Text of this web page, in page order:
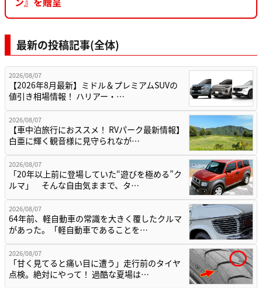
最新の投稿記事(全体)
2026/08/07
【2026年8月最新】ミドル＆プレミアムSUVの
値引き相場情報！ ハリアー・…
2026/08/07
【車中泊旅行におススメ！ RVパーク最新情報】
白亜に輝く観音様に見守られなが…
2026/08/07
「20年以上前に登場していた“遊びを極める”ク
ルマ」 そんな自由気ままで、タ…
2026/08/07
64年前、軽自動車の常識を大きく覆したクルマ
があった。「軽自動車であることを…
2026/08/07
「甘く見てると痛い目に遭う」走行前のタイヤ
点検。絶対にやって！ 過酷な夏場は…